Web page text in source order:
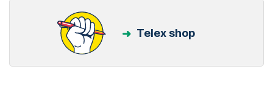
Telex shop